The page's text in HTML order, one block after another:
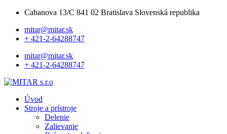
Cabanova 13/C 841 02 Bratislava Slovenská republika
mitar@mitar.sk
+ 421-2-64288747
mitar@mitar.sk
+ 421-2-64288747
Úvod
Stroje a prístroje
Delenie
Zalievanie